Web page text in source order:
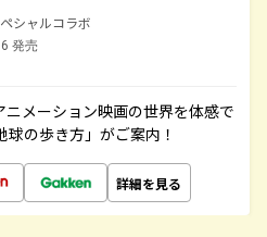
シャルコラボ
発売
ニメーション映画の世界を体感で
の歩き方」がご案内！
詳細を見る